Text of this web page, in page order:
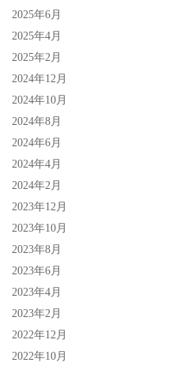
2025年6月
2025年4月
2025年2月
2024年12月
2024年10月
2024年8月
2024年6月
2024年4月
2024年2月
2023年12月
2023年10月
2023年8月
2023年6月
2023年4月
2023年2月
2022年12月
2022年10月